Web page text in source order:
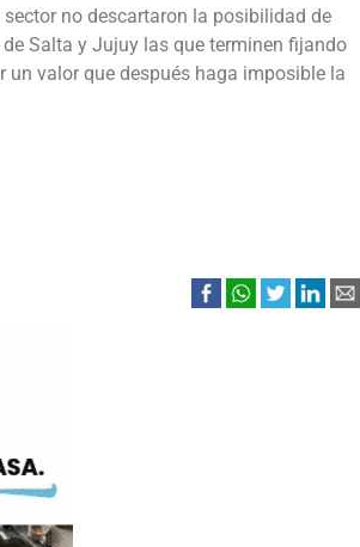
no descartaron la posibilidad de
Salta y Jujuy las que terminen fijando
valor que después haga imposible la